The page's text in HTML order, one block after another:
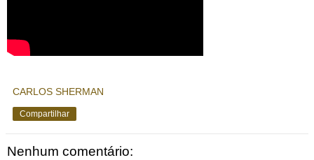
CARLOS SHERMAN
Compartilhar
Nenhum comentário: